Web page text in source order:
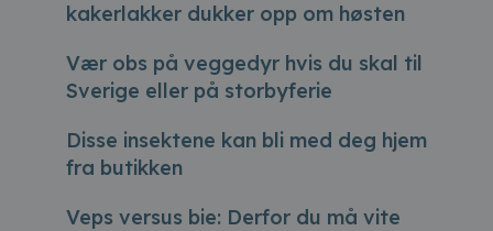
kakerlakker dukker opp om høsten
Vær obs på veggedyr hvis du skal til
Sverige eller på storbyferie
Disse insektene kan bli med deg hjem
fra butikken
Veps versus bie: Derfor du må vite